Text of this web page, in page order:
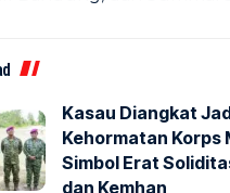
Kasau Diangkat
Kehormatan Korps
Simbol Erat
dan Kemhan